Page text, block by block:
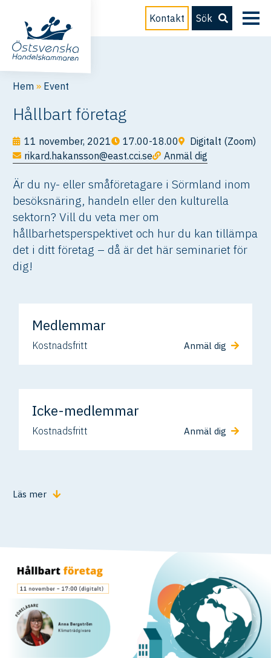
Kontakt Sök
Hem » Event
Hållbart företag
11 november, 2021 17.00-18.00
Digitalt (Zoom)
rikard.hakansson@east.cci.se
Anmäl dig
Är du ny- eller småföretagare i Sörmland inom
besöksnäring, handeln eller den kulturella
sektorn? Vill du veta mer om
hållbarhetsperspektivet och hur du kan tillämpa
det i ditt företag – då är det här seminariet för
dig!
Medlemmar
Kostnadsfritt Anmäl dig
Icke-medlemmar
Kostnadsfritt Anmäl dig
Läs mer